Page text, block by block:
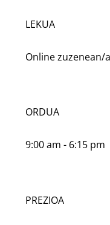
LEKUA
Online zuzenean/
ORDUA
9:00 am - 6:15 pm
PREZIOA